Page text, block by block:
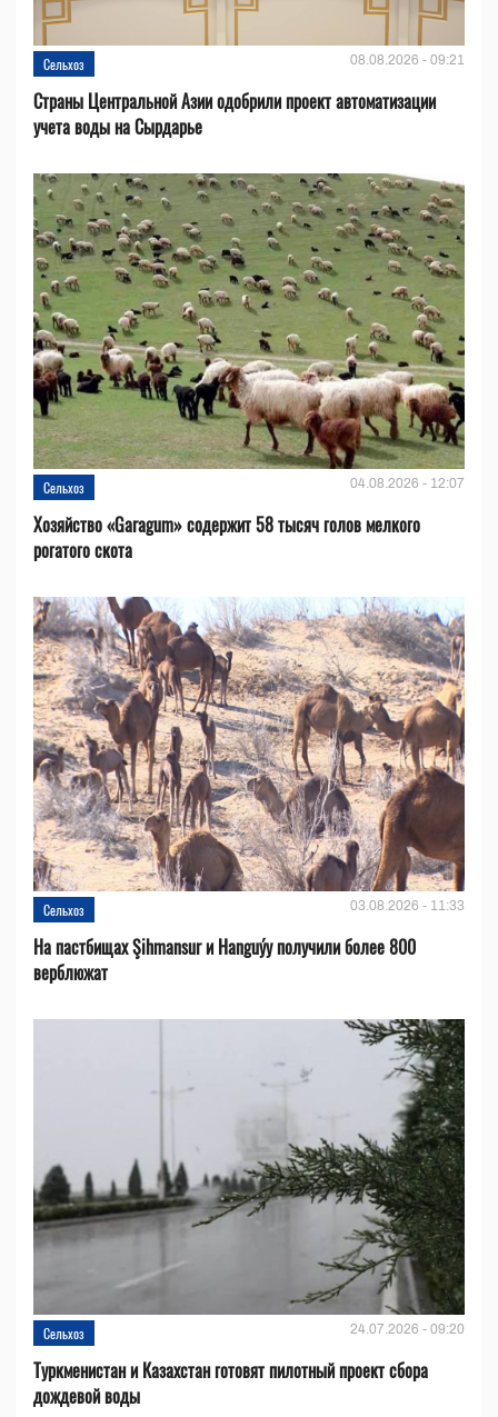
Сельхоз 08.08.2026 - 09:21
Страны Центральной Азии одобрили проект автоматизации
учета воды на Сырдарье
Сельхоз 04.08.2026 - 12:07
Хозяйство «Garagum» содержит 58 тысяч голов мелкого
рогатого скота
Сельхоз 03.08.2026 - 11:33
На пастбищах Şihmansur и Hanguýy получили более 800
верблюжат
Сельхоз 24.07.2026 - 09:20
Туркменистан и Казахстан готовят пилотный проект сбора
дождевой воды